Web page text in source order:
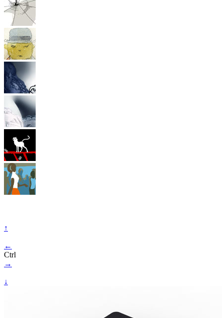
↑
←
Ctrl
→
↓